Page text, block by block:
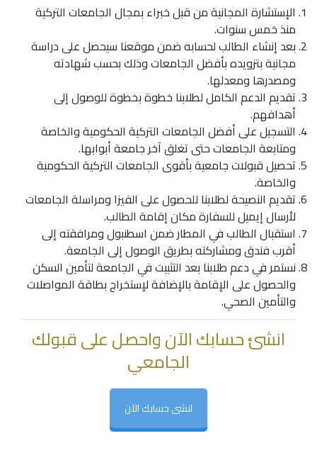
الإستشارة المجانية من قبل خبراء بمجال الجامعات التركية
منذ خمس سنوات.
بعد إنشاء الطالب لحسابه ضمن موقعنا سيحصل على دراسة
مجانية بتزويده بأفضل الجامعات وذلك بحسب شهادته
ومصدرها ومعدلها.
تقديم الدعم الكامل لطلابنا خطوة بخطوة للوصول إلى
أهدافهم.
التسجيل علىأفضل الجامعات التركية الحكومية والخاصة
ومتابعة الجامعات حتى تغلق آخر جامعة أبوابها.
تحصيل قبولات جامعية بأقوى الجامعات التركية الحكومية
والخاصة.
تقديم النصيحة لطلابنا للحصول على الفيزا ومراسلة الجامعات
لأرسال إيميل للسفارة مكان إقامة الطالب.
استقبال الطالب في المطار ضمن اسطنبول ومرافقته إلى
أقرب فندق ومشاركته بطريق الوصول إلى الجامعة.
نستمر في دعم طلابنا بعد التثبيت في الجامعة لتأمين السكن
والحصول على الإقامة بالإضافة لإستخراج بطاقة المواصلات
والتأمين الصحي.
انشئ حسابك الآن واحصل على قبولك
الجامعي
انشى حسابك الآن